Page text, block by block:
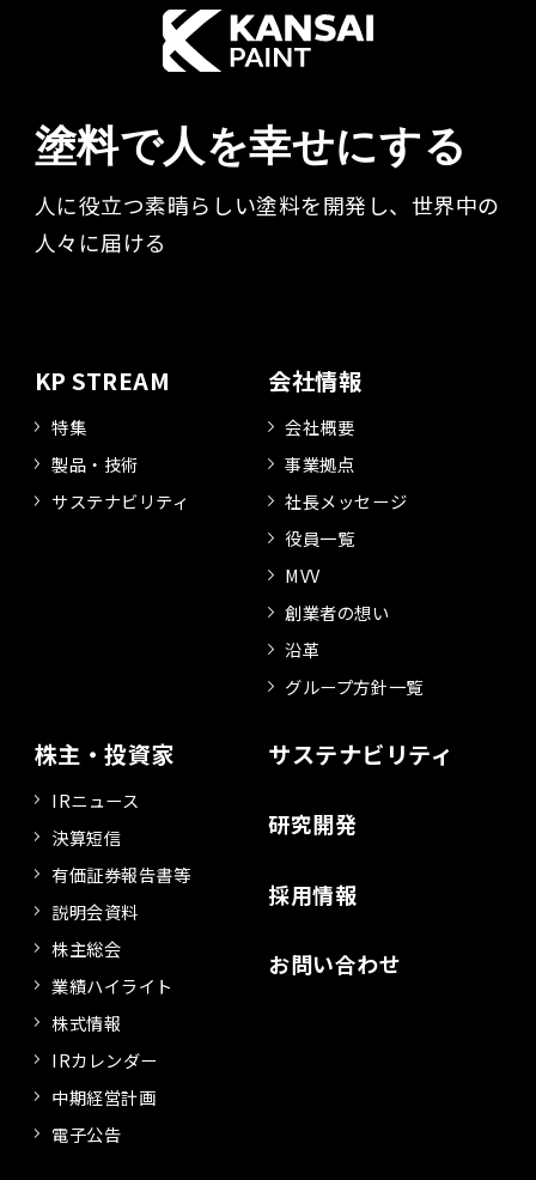
塗料で人を幸せにする
人に役立つ素晴らしい塗料を開発し、世界中の
人々に届ける​
KP STREAM
特集
製品・技術
サステナビリティ
会社情報
会社概要
事業拠点
社長メッセージ
役員一覧
MVV
創業者の想い
沿革
グループ方針一覧
株主・投資家
IRニュース
決算短信
有価証券報告書等
説明会資料
株主総会
業績ハイライト
株式情報
IRカレンダー
中期経営計画
電子公告
サステナビリティ
研究開発
採用情報
お問い合わせ